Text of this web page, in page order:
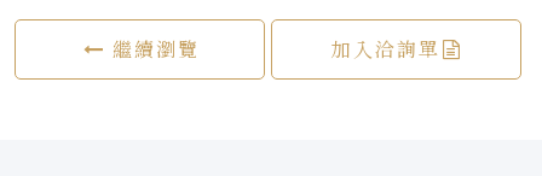
繼續瀏覽 加入洽詢單